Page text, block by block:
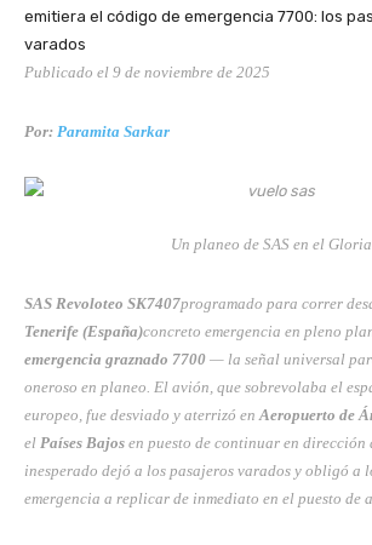
emitiera el código de emergencia 7700: los
varados
Publicado el 9 de noviembre de 2025
Por: Paramita Sarkar
Un planeo de SAS en el Gloria
SAS Revoloteo SK7407programado para correr
Tenerife (España)concreto emergencia en pleno
emergencia graznado 7700 — la señal universal
oneroso en planeo. El avión, que sobrevolaba el
europeo, fue desviado y aterrizó enAeropuerto de
el Países Bajos en puesto de continuar en dirección
inesperado dejó a los pasajeros varados y obligó a
emergencia a replicar de inmediato en el puesto de